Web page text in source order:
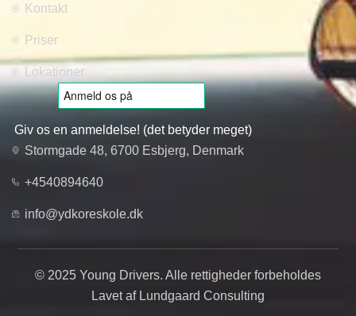
Kontakt
Priser
Lokationer
Giv os en anmeldelse! (det betyder meget)
Stormgade 48, 6700 Esbjerg, Denmark
+4540894640
info@ydkoreskole.dk
© 2025 Young Drivers. Alle rettigheder forbeholdes
Lavet af Lundgaard Consulting